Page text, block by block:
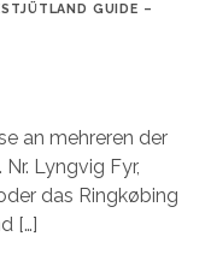
GUIDE –
an mehreren der
Lyngvig Fyr,
das Ringkøbing
[…]